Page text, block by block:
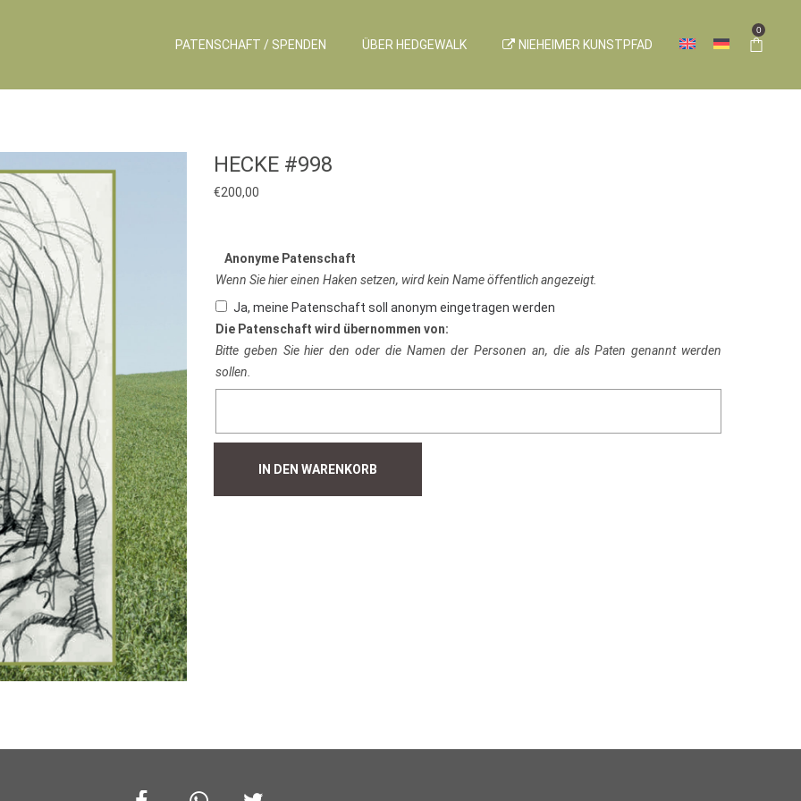
PATENSCHAFT / SPENDEN ÜBER HEDGEWALK NIEHEIMER KUNSTPFAD
0
HECKE #998
€200,00
Anonyme Patenschaft
Wenn Sie hier einen Haken setzen, wird kein Name öffentlich angezeigt.
Ja, meine Patenschaft soll anonym eingetragen werden
Die Patenschaft wird übernommen von:
Bitte geben Sie hier den oder die Namen der Personen an, die als Paten genannt werden
sollen.
Menge
IN DEN WARENKORB